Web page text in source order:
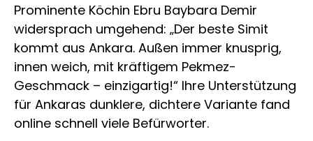
Prominente Köchin Ebru Baybara Demir
widersprach umgehend: „Der beste Simit
kommt aus Ankara. Außen immer knusprig,
innen weich, mit kräftigem Pekmez-
Geschmack – einzigartig!“ Ihre Unterstützung
für Ankaras dunklere, dichtere Variante fand
online schnell viele Befürworter.